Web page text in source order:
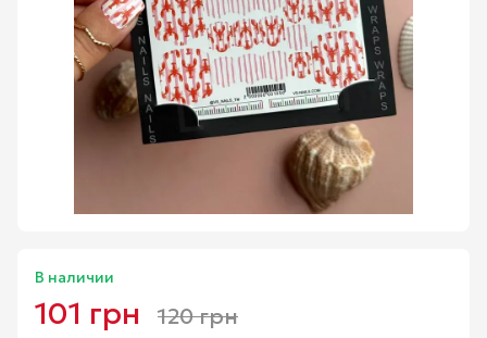
В наличии
101 грн 120 грн